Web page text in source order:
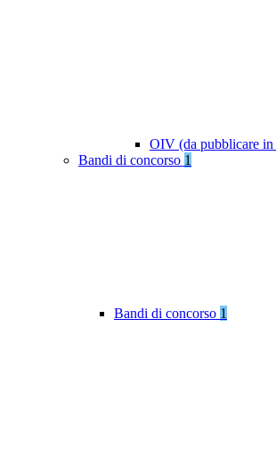
OIV (da pubblicare in
Bandi di concorso 1
Bandi di concorso 1